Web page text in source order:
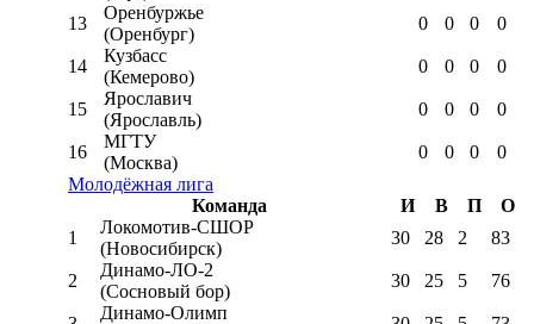
13
Оренбуржье
(Оренбург)
0 0 0 0
14
Кузбасс
(Кемерово)
0 0 0 0
15
Ярославич
(Ярославль)
0 0 0 0
16
МГТУ
(Москва)
0 0 0
0
Молодёжная лига
Команда
И В П
О
1
Локомотив-CШОР
(Новосибирск)
30 28 2 83
2
Динамо-ЛО-2
(Сосновый бор)
30 25 5 76
Динамо-Олимп